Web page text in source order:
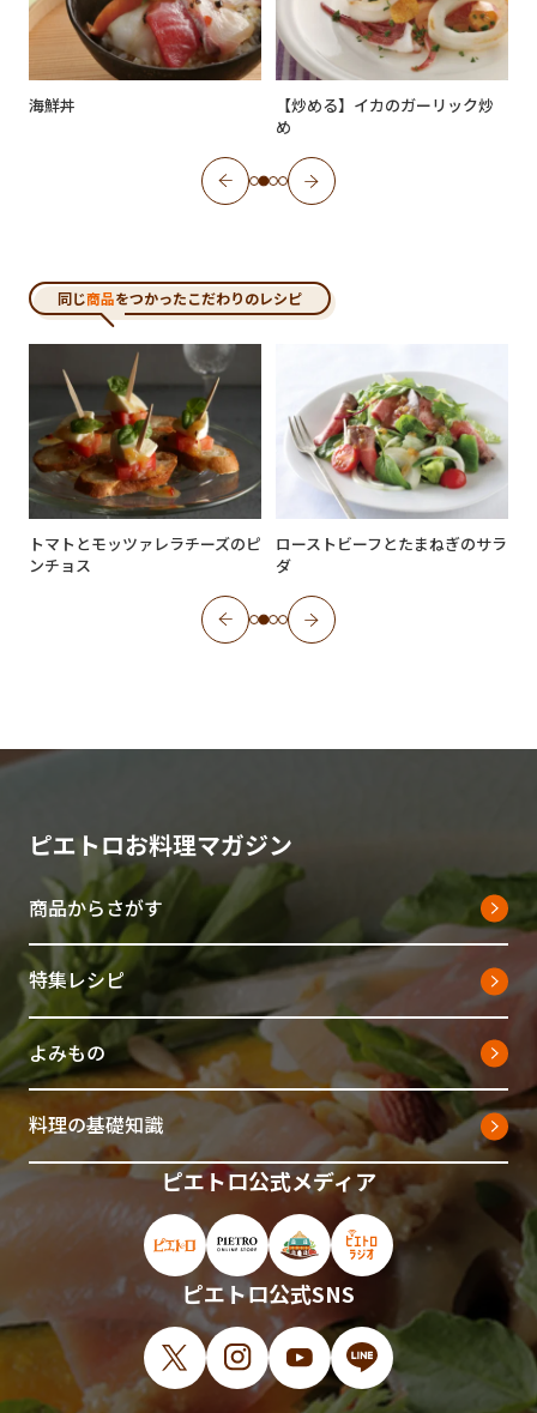
海鮮丼
【炒める】イカのガーリック炒
め
同じ商品をつかったこだわりのレシピ
トマトとモッツァレラチーズのピ
ンチョス
ローストビーフとたまねぎのサラ
ダ
ピエトロお料理マガジン
商品からさがす
特集レシピ
よみもの
料理の基礎知識
ピエトロ公式メディア
ピエトロ公式サイト（新しいウィンドウで
ピエトロオンラインストア（新しい
ピエトロホームタウン（新
ピエトロラジオ（新
ピエトロ公式SNS
X（新しいウィンドウで開きます）
Instagram（新しいウィンドウで開
YouTube（新しいウィンド
LINE（新しいウィン